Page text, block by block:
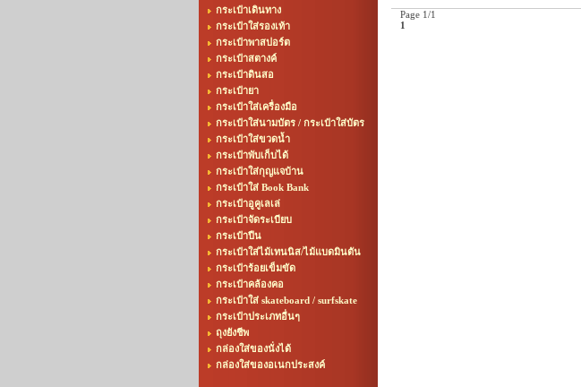
กระเป๋าเดินทาง
กระเป๋าใส่รองเท้า
กระเป๋าพาสปอร์ต
กระเป๋าสตางค์
กระเป๋าดินสอ
กระเป๋ายา
กระเป๋าใส่เครื่องมือ
กระเป๋าใส่นามบัตร / กระเป๋าใส่บัตร
กระเป๋าใส่ขวดน้ำ
กระเป๋าพับเก็บได้
กระเป๋าใส่กุญแจบ้าน
กระเป๋าใส่ Book Bank
กระเป๋าอูคูเลเล่
กระเป๋าจัดระเบียบ
กระเป๋าปืน
กระเป๋าใส่ไม้เทนนิส/ไม้แบดมินตัน
กระเป๋าร้อยเข็มขัด
กระเป๋าคล้องคอ
กระเป๋าใส่ skateboard / surfskate
กระเป๋าประเภทอื่นๆ
ถุงยังชีพ
กล่องใส่ของนั่งได้
กล่องใส่ของอเนกประสงค์
Page 1/1
1